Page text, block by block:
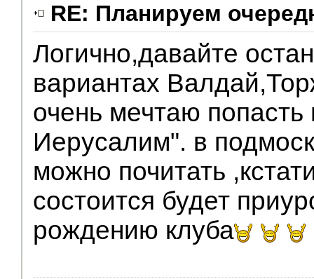
RE: Планируем
Логично,давайте
вариантах
очень мечтаю
Иерусалим". в
можно почитать
состоится будет
рождению клуба
Модераторы